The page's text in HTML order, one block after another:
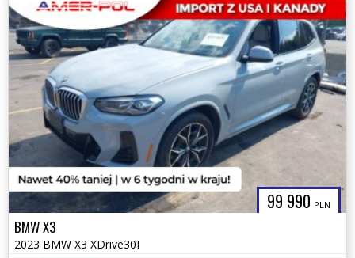
99 990 PLN
BMW X3
2023 BMW X3 XDrive30I